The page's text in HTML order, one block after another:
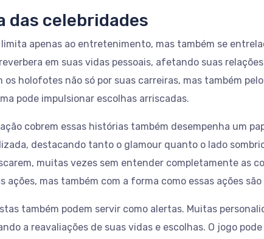
das celebridades
apenas ao entretenimento, mas também se
em suas vidas pessoais, afetando suas
holofotes não só por suas carreiras, mas também
pode impulsionar escolhas arriscadas.
cobrem essas histórias também desempenha um
destacando tanto o glamour quanto o lado
muitas vezes sem entender completamente as
mas também com a forma como essas ações
também podem servir como alertas. Muitas
a reavaliações de suas vidas e escolhas. O jogo